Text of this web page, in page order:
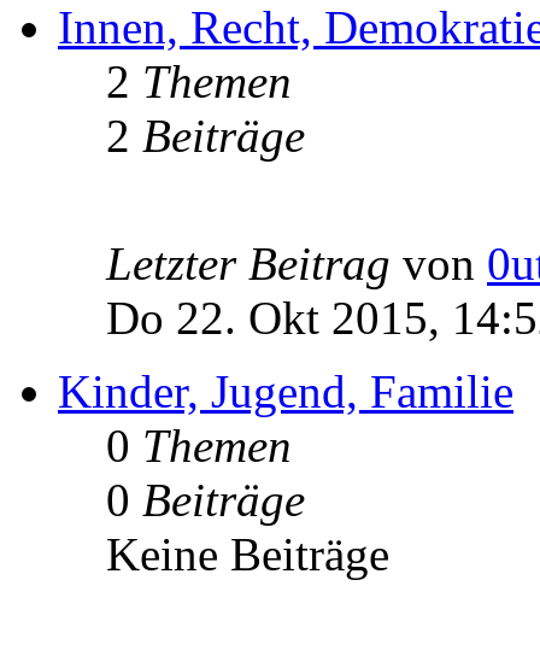
Innen, Recht,
2 Themen
2 Beiträge
Letzter Beitrag von
Do 22. Okt 2015,
Kinder, Jugend, Familie
0 Themen
0 Beiträge
Keine Beiträge